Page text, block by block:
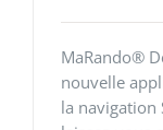
MaRando®
nouvelle
la navigation